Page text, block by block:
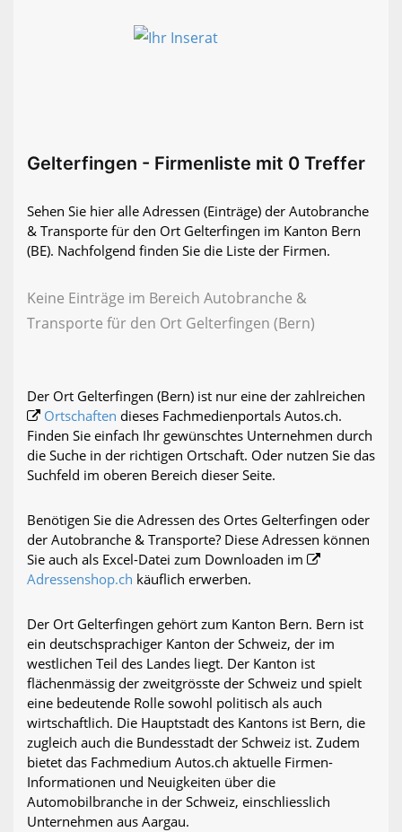
Gelterfingen - Firmenliste mit 0 Treffer
Sehen Sie hier alle Adressen (Einträge) der Autobranche
& Transporte für den Ort Gelterfingen im Kanton Bern
(BE). Nachfolgend finden Sie die Liste der Firmen.
Keine Einträge im Bereich Autobranche &
Transporte für den Ort Gelterfingen (Bern)
Der Ort Gelterfingen (Bern) ist nur eine der zahlreichen
Ortschaften dieses Fachmedienportals Autos.ch.
Finden Sie einfach Ihr gewünschtes Unternehmen durch
die Suche in der richtigen Ortschaft. Oder nutzen Sie das
Suchfeld im oberen Bereich dieser Seite.
Benötigen Sie die Adressen des Ortes Gelterfingen oder
der Autobranche & Transporte? Diese Adressen können
Sie auch als Excel-Datei zum Downloaden im
Adressenshop.ch käuflich erwerben.
Der Ort Gelterfingen gehört zum Kanton Bern. Bern ist
ein deutschsprachiger Kanton der Schweiz, der im
westlichen Teil des Landes liegt. Der Kanton ist
flächenmässig der zweitgrösste der Schweiz und spielt
eine bedeutende Rolle sowohl politisch als auch
wirtschaftlich. Die Hauptstadt des Kantons ist Bern, die
zugleich auch die Bundesstadt der Schweiz ist. Zudem
bietet das Fachmedium Autos.ch aktuelle Firmen-
Informationen und Neuigkeiten über die
Automobilbranche in der Schweiz, einschliesslich
Unternehmen aus Aargau.